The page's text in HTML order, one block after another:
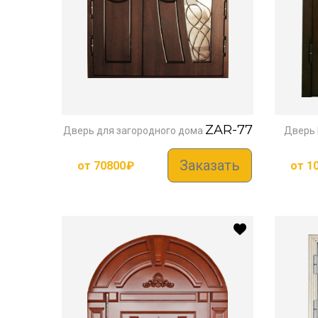
Дверь для загородного дома ZAR-77
от 70800₽ Заказать
Дверь
от